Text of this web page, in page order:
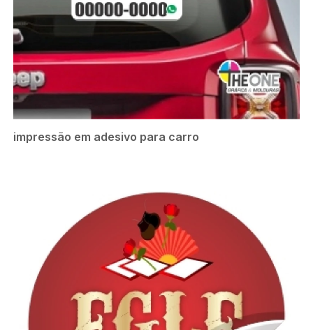
impressão em adesivo para carro